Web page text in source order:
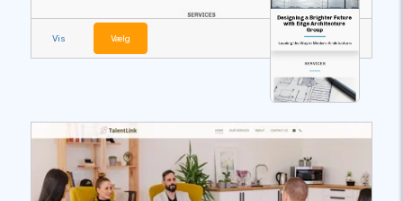
Vis Vælg